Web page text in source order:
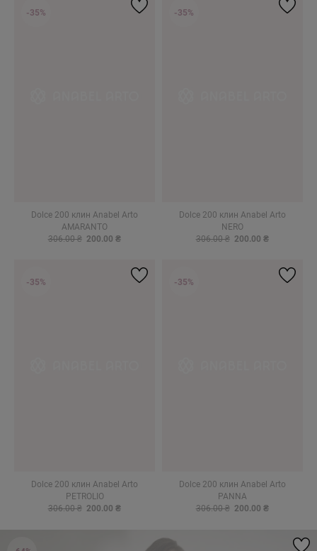
Dolce 200 клин Anabel Arto
AMARANTO
306.00 ₴ 200.00 ₴
-35%
Dolce 200 клин Anabel Arto
NERO
306.00 ₴ 200.00 ₴
-35%
Dolce 200 клин Anabel Arto
PETROLIO
306.00 ₴ 200.00 ₴
-35%
Dolce 200 клин Anabel Arto
PANNA
306.00 ₴ 200.00 ₴
-35%